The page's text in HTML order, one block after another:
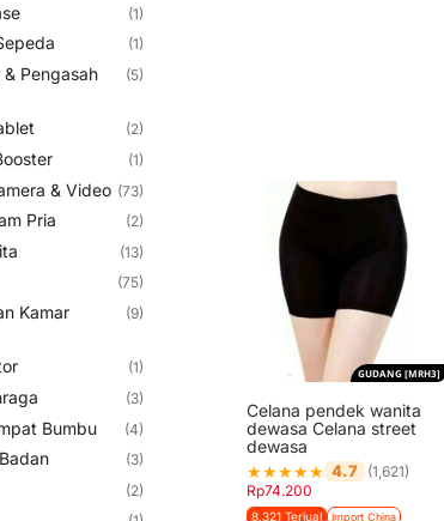
GUDANG [MRH3]
Celana pendek wanita
dewasa Celana street
dewasa
★★★★★ 4.7
(1,621)
Rp74.200
8.321 Terjual Import China
(1)
(1)
& Pengasah
(5)
(2)
(1)
& Video (73)
Pria (2)
(13)
(75)
Kamar
(9)
(1)
(3)
Bumbu (4)
(3)
(2)